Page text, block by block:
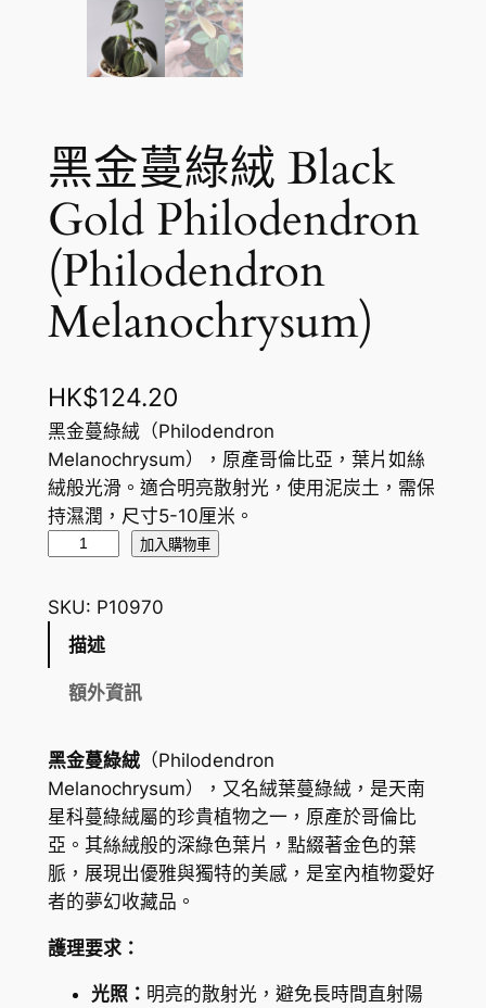
黑金蔓綠絨 Black
Gold Philodendron
(Philodendron
Melanochrysum)
HK$124.20
黑金蔓綠絨（Philodendron
Melanochrysum），原產哥倫比亞，葉片如絲
絨般光滑。適合明亮散射光，使用泥炭土，需保
持濕潤，尺寸5-10厘米。
蔓
綠
c
k
G
o
l
d
P
加入購物車
SKU: P10970
描述
額外資訊
黑金蔓綠絨（Philodendron
Melanochrysum），又名絨葉蔓綠絨，是天南
星科蔓綠絨屬的珍貴植物之一，原產於哥倫比
亞。其絲絨般的深綠色葉片，點綴著金色的葉
脈，展現出優雅與獨特的美感，是室內植物愛好
者的夢幻收藏品。
護理要求：
光照： 明亮的散射光，避免長時間直射陽